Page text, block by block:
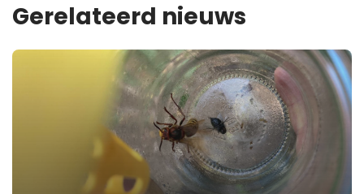
Gerelateerd nieuws